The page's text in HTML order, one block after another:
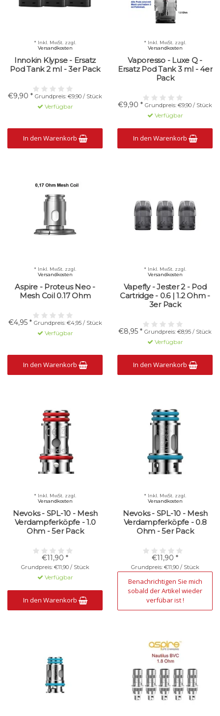
Innokin Klypse - Ersatz
Pod Tank 2 ml - 3er Pack
€9,90 * Grundpreis: €9,90 / Stück
* Inkl. MwSt. zzgl.
Versandkosten
Verfügbar
In den Warenkorb
Vaporesso - Luxe Q -
Ersatz Pod Tank 3 ml - 4er
Pack
€9,90 * Grundpreis: €9,90 / Stück
* Inkl. MwSt. zzgl.
Versandkosten
Verfügbar
In den Warenkorb
Aspire - Proteus Neo -
Mesh Coil 0.17 Ohm
€4,95 * Grundpreis: €4,95 / Stück
* Inkl. MwSt. zzgl.
Versandkosten
Verfügbar
In den Warenkorb
Vapefly - Jester 2 - Pod
Cartridge - 0.6 | 1.2 Ohm -
3er Pack
€8,95 * Grundpreis: €8,95 / Stück
* Inkl. MwSt. zzgl.
Versandkosten
Verfügbar
In den Warenkorb
Nevoks - SPL-10 - Mesh
Verdampferköpfe - 1.0
Ohm - 5er Pack
€11,90 *
Grundpreis: €11,90 / Stück
* Inkl. MwSt. zzgl.
Versandkosten
Verfügbar
In den Warenkorb
Nevoks - SPL-10 - Mesh
Verdampferköpfe - 0.8
Ohm - 5er Pack
€11,90 *
Grundpreis: €11,90 / Stück
* Inkl. MwSt. zzgl.
Versandkosten
Nicht verfügbar
Benachrichtigen Sie mich
sobald der Artikel wieder
verfübar ist !